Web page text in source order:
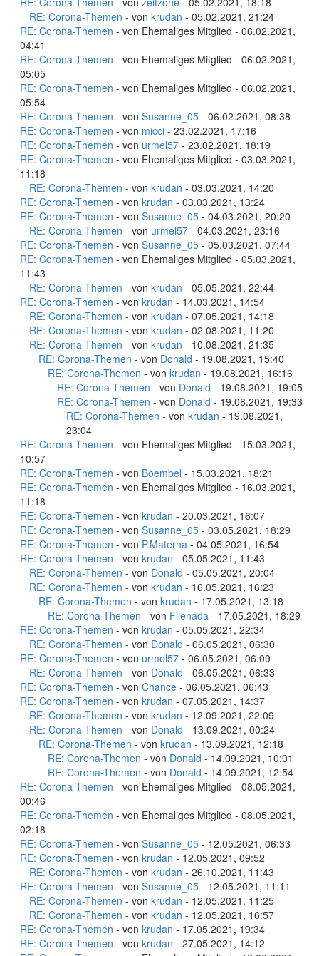
RE: Corona-Themen - von krudan - 05.02.2021, 21:24
RE: Corona-Themen - von Ehemaliges Mitglied - 06.02.2021,
04:41
RE: Corona-Themen - von Ehemaliges Mitglied - 06.02.2021,
05:05
RE: Corona-Themen - von Ehemaliges Mitglied - 06.02.2021,
05:54
RE: Corona-Themen - von Susanne_05 - 06.02.2021, 08:38
RE: Corona-Themen - von micci - 23.02.2021, 17:16
RE: Corona-Themen - von urmel57 - 23.02.2021, 18:19
RE: Corona-Themen - von Ehemaliges Mitglied - 03.03.2021,
11:18
RE: Corona-Themen - von krudan - 03.03.2021, 14:20
RE: Corona-Themen - von krudan - 03.03.2021, 13:24
RE: Corona-Themen - von Susanne_05 - 04.03.2021, 20:20
RE: Corona-Themen - von urmel57 - 04.03.2021, 23:16
RE: Corona-Themen - von Susanne_05 - 05.03.2021, 07:44
RE: Corona-Themen - von Ehemaliges Mitglied - 05.03.2021,
11:43
RE: Corona-Themen - von krudan - 05.05.2021, 22:44
RE: Corona-Themen - von krudan - 14.03.2021, 14:54
RE: Corona-Themen - von krudan - 07.05.2021, 14:18
RE: Corona-Themen - von krudan - 02.08.2021, 11:20
RE: Corona-Themen - von krudan - 10.08.2021, 21:35
RE: Corona-Themen - von Donald - 19.08.2021, 15:40
RE: Corona-Themen - von krudan - 19.08.2021, 16:16
RE: Corona-Themen - von Donald - 19.08.2021, 19:05
RE: Corona-Themen - von Donald - 19.08.2021, 19:33
RE: Corona-Themen - von krudan - 19.08.2021,
23:04
RE: Corona-Themen - von Ehemaliges Mitglied - 15.03.2021,
10:57
RE: Corona-Themen - von Boembel - 15.03.2021, 18:21
RE: Corona-Themen - von Ehemaliges Mitglied - 16.03.2021,
11:18
RE: Corona-Themen - von krudan - 20.03.2021, 16:07
RE: Corona-Themen - von Susanne_05 - 03.05.2021, 18:29
RE: Corona-Themen - von P.Materna - 04.05.2021, 16:54
RE: Corona-Themen - von krudan - 05.05.2021, 11:43
RE: Corona-Themen - von Donald - 05.05.2021, 20:04
RE: Corona-Themen - von krudan - 16.05.2021, 16:23
RE: Corona-Themen - von krudan - 17.05.2021, 13:18
RE: Corona-Themen - von Filenada - 17.05.2021, 18:29
RE: Corona-Themen - von krudan - 05.05.2021, 22:34
RE: Corona-Themen - von Donald - 06.05.2021, 06:30
RE: Corona-Themen - von urmel57 - 06.05.2021, 06:09
RE: Corona-Themen - von Donald - 06.05.2021, 06:33
RE: Corona-Themen - von Chance - 06.05.2021, 06:43
RE: Corona-Themen - von krudan - 07.05.2021, 14:37
RE: Corona-Themen - von krudan - 12.09.2021, 22:09
RE: Corona-Themen - von Donald - 13.09.2021, 00:24
RE: Corona-Themen - von krudan - 13.09.2021, 12:18
RE: Corona-Themen - von Donald - 14.09.2021, 10:01
RE: Corona-Themen - von Donald - 14.09.2021, 12:54
RE: Corona-Themen - von Ehemaliges Mitglied - 08.05.2021,
00:46
RE: Corona-Themen - von Ehemaliges Mitglied - 08.05.2021,
02:18
RE: Corona-Themen - von Susanne_05 - 12.05.2021, 06:33
RE: Corona-Themen - von krudan - 12.05.2021, 09:52
RE: Corona-Themen - von krudan - 26.10.2021, 11:43
RE: Corona-Themen - von Susanne_05 - 12.05.2021, 11:11
RE: Corona-Themen - von krudan - 12.05.2021, 11:25
RE: Corona-Themen - von krudan - 12.05.2021, 16:57
RE: Corona-Themen - von krudan - 17.05.2021, 19:34
RE: Corona-Themen - von krudan - 27.05.2021, 14:12